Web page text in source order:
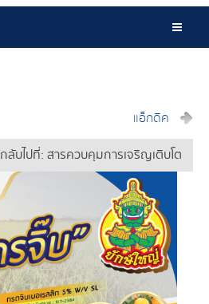
แอ็กดิค
กลับไปที่: สารควบคุมการเจริญเติบโต